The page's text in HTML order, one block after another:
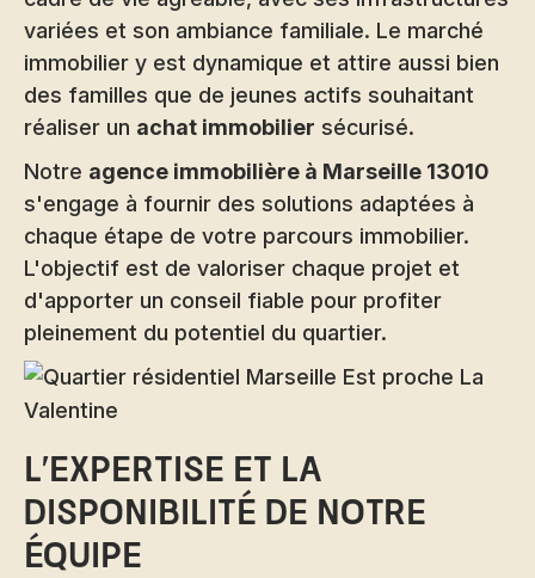
variées et son ambiance familiale. Le marché
immobilier y est dynamique et attire aussi bien
des familles que de jeunes actifs souhaitant
réaliser un achat immobilier sécurisé.
Notre agence immobilière à Marseille 13010
s'engage à fournir des solutions adaptées à
chaque étape de votre parcours immobilier.
L'objectif est de valoriser chaque projet et
d'apporter un conseil fiable pour profiter
pleinement du potentiel du quartier.
L'expertise et la
disponibilité de notre
équipe